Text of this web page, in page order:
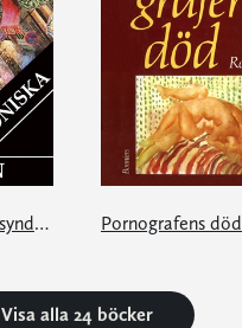
Den elektroniska synden - och andra Parismotiv från 1980-talet Pornografens död
Visa alla 24 böcker